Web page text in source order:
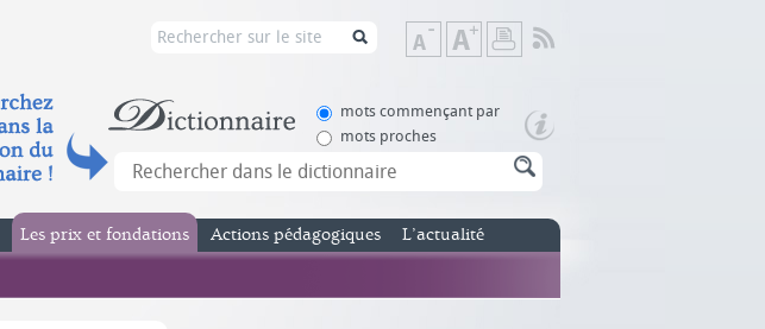
Diminuer
la
de
Augmenter
la
de
mots commençant par
mots proches
Les prix et fondations Actions pédagogiques L’actualité